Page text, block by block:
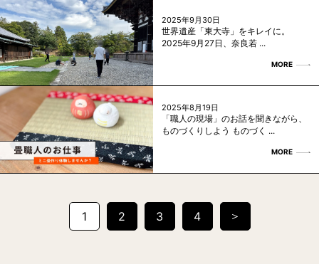
2025年9月30日
世界遺産「東大寺」をキレイに。
2025年9月27日、奈良若 ...
MORE
2025年8月19日
「職人の現場」のお話を聞きながら、
ものづくりしよう ものづく ...
MORE
1 2 3 4 ＞